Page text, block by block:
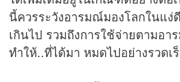
นี้ควรระวังอารมณ์มองโลกในแง่
เกินไป รวมถึงการใช้จ่ายตามอา
ทำให้..ที่ได้มา หมดไปอย่างรวดเ